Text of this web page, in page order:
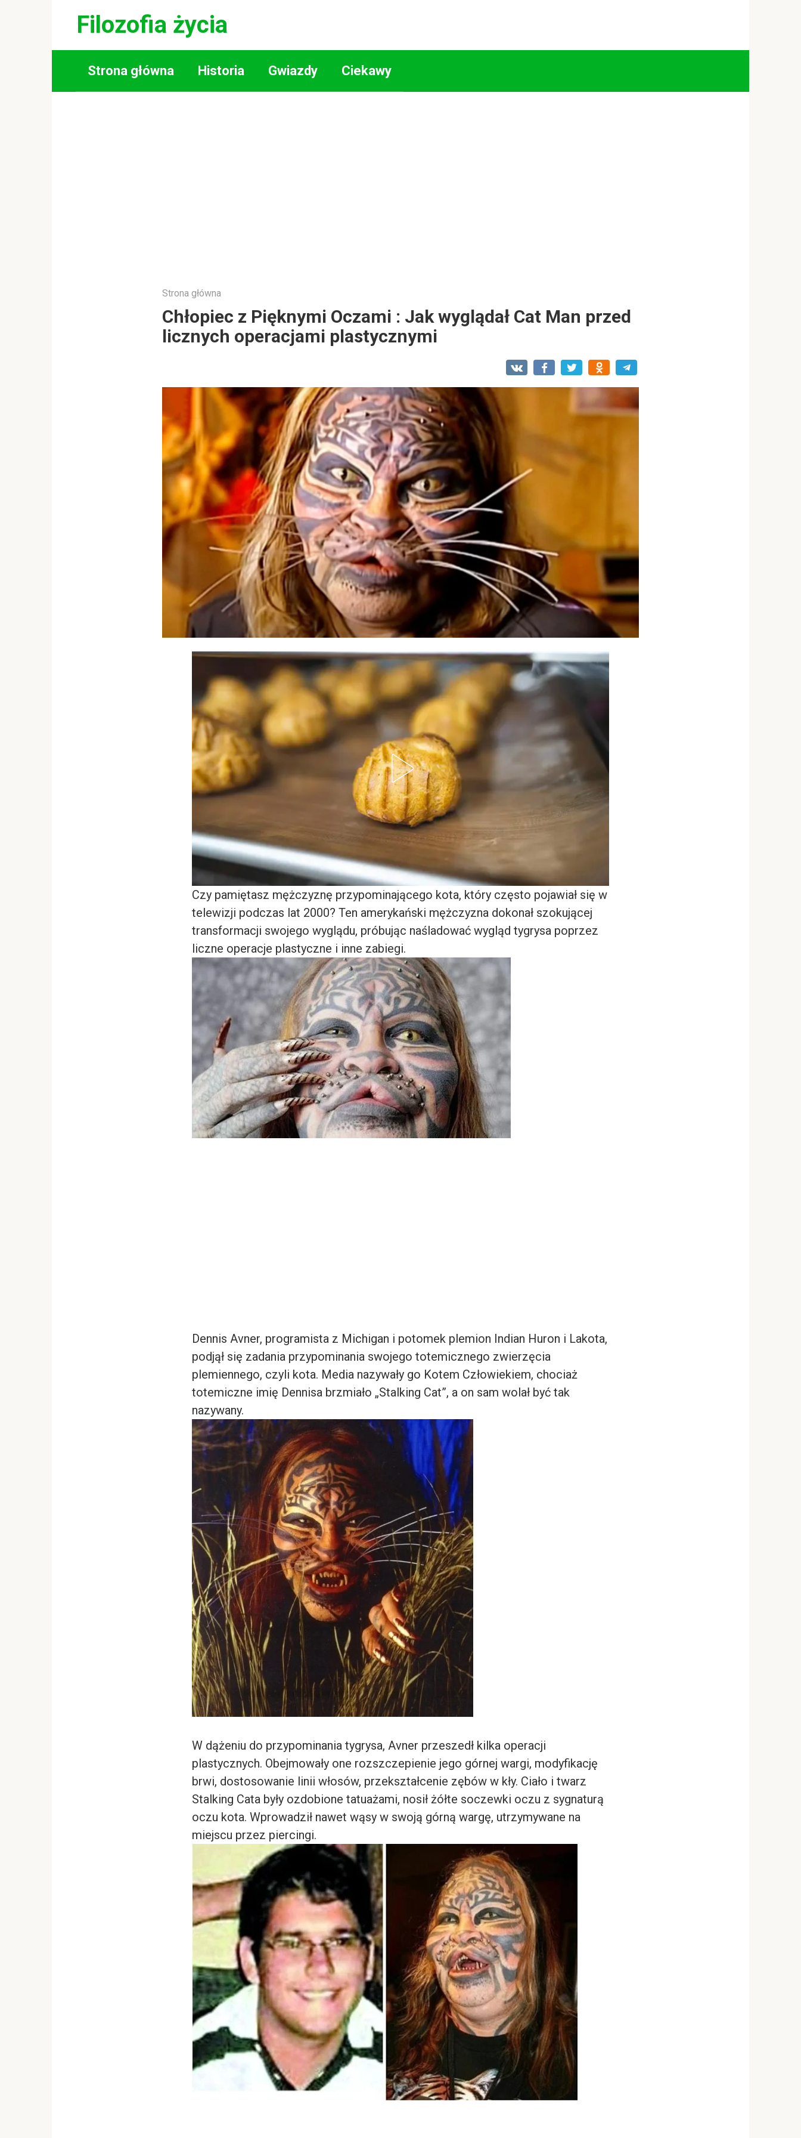
Filozofia życia
Strona główna Historia Gwiazdy Ciekawy
Strona główna
Chłopiec z Pięknymi Oczami : Jak wyglądał Cat Man przed
licznych operacjami plastycznymi
Czy pamiętasz mężczyznę przypominającego kota, który często pojawiał się w
telewizji podczas lat 2000? Ten amerykański mężczyzna dokonał szokującej
transformacji swojego wyglądu, próbując naśladować wygląd tygrysa poprzez
liczne operacje plastyczne i inne zabiegi.
Dennis Avner, programista z Michigan i potomek plemion Indian Huron i Lakota,
podjął się zadania przypominania swojego totemicznego zwierzęcia
plemiennego, czyli kota. Media nazywały go Kotem Człowiekiem, chociaż
totemiczne imię Dennisa brzmiało „Stalking Cat”, a on sam wolał być tak
nazywany.
W dążeniu do przypominania tygrysa, Avner przeszedł kilka operacji
plastycznych. Obejmowały one rozszczepienie jego górnej wargi, modyfikację
brwi, dostosowanie linii włosów, przekształcenie zębów w kły. Ciało i twarz
Stalking Cata były ozdobione tatuażami, nosił żółte soczewki oczu z sygnaturą
oczu kota. Wprowadził nawet wąsy w swoją górną wargę, utrzymywane na
miejscu przez piercingi.